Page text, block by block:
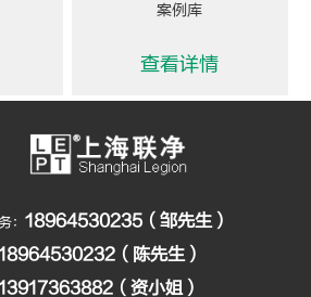
案例库
查看详情
： 18964530235（邹先生）
（陈先生）
（资小姐）